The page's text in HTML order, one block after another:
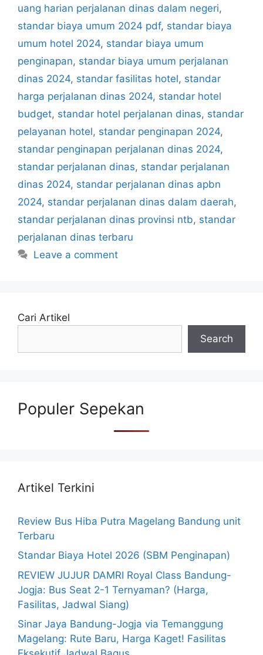
uang harian perjalanan dinas dalam negeri,
standar biaya umum 2024 pdf, standar biaya
umum hotel 2024, standar biaya umum
penginapan, standar biaya umum perjalanan
dinas 2024, standar fasilitas hotel, standar
harga perjalanan dinas 2024, standar hotel
budget, standar hotel perjalanan dinas, standar
pelayanan hotel, standar penginapan 2024,
standar penginapan perjalanan dinas 2024,
standar perjalanan dinas, standar perjalanan
dinas 2024, standar perjalanan dinas apbn
2024, standar perjalanan dinas dalam daerah,
standar perjalanan dinas provinsi ntb, standar
perjalanan dinas terbaru
Leave a comment
Cari Artikel
Search
Populer Sepekan
Artikel Terkini
Review Bus Hiba Putra Magelang Bandung unit
Terbaru
Standar Biaya Hotel 2026 (SBM Penginapan)
REVIEW JUJUR DAMRI Royal Class Bandung-
Jogja: Bus Seat 2-1 Ternyaman? (Harga,
Fasilitas, Jadwal Siang)
Sinar Jaya Bandung-Jogja via Temanggung
Magelang: Rute Baru, Harga Kaget! Fasilitas